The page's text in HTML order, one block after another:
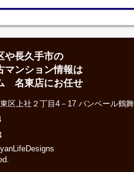
や長久手市の
マンション情報は
名東店にお任せ
区上社２丁目4－17 バンベール鶴